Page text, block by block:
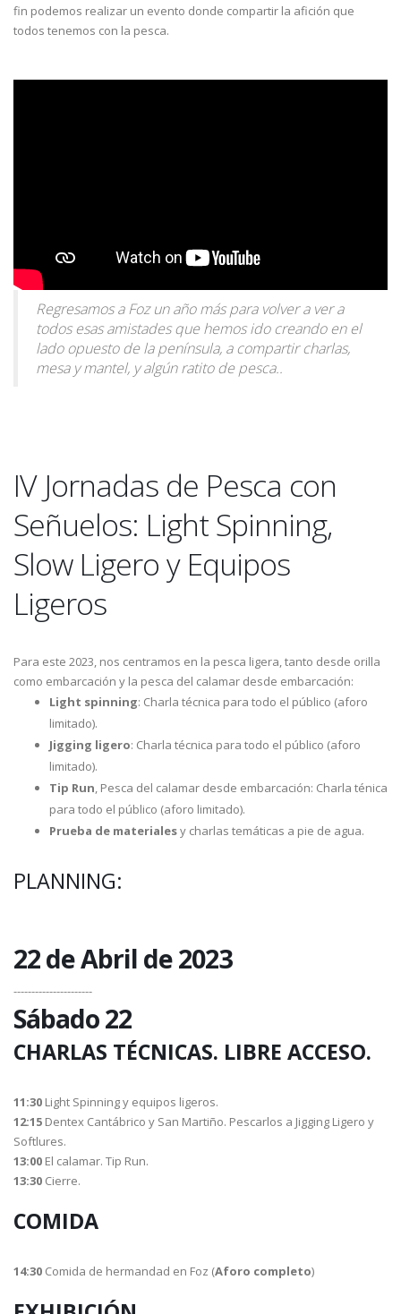
fin podemos realizar un evento donde compartir la afición que
todos tenemos con la pesca.
Regresamos a Foz un año más para volver a ver a
todos esas amistades que hemos ido creando en el
lado opuesto de la península, a compartir charlas,
mesa y mantel, y algún ratito de pesca..
IV Jornadas de Pesca con
Señuelos: Light Spinning,
Slow Ligero y Equipos
Ligeros
Para este 2023, nos centramos en la pesca ligera, tanto desde orilla
como embarcación y la pesca del calamar desde embarcación:
Light spinning: Charla técnica para todo el público (aforo
limitado).
Jigging ligero: Charla técnica para todo el público (aforo
limitado).
Tip Run, Pesca del calamar desde embarcación: Charla ténica
para todo el público (aforo limitado).
Prueba de materialesy charlas temáticas a pie de agua.
PLANNING:
22 de Abril de 2023
----------------------
Sábado 22
CHARLAS TÉCNICAS. LIBRE ACCESO.
11:30 Light Spinning y equipos ligeros.
12:15 Dentex Cantábrico y San Martiño. Pescarlos a Jigging Ligero y
Softlures.
13:00 El calamar. Tip Run.
13:30 Cierre.
COMIDA
14:30 Comida de hermandad en Foz (Aforo completo)